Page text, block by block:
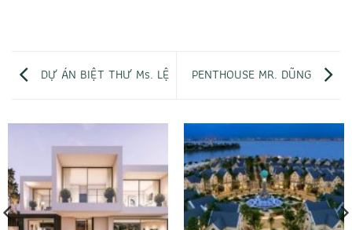
DỰ ÁN BIỆT THƯ Ms. LỆ PENTHOUSE MR. DŨNG